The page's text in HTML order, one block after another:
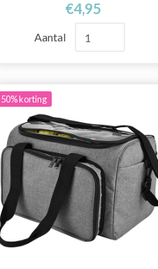
€4,95
Aantal
50% korting